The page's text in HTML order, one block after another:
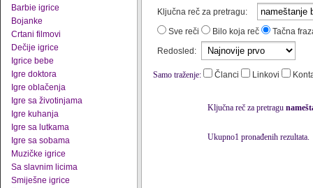
Barbie igrice
Bojanke
Crtani filmovi
Dečije igrice
Igrice bebe
Igre doktora
Igre oblačenja
Igre sa životinjama
Igre kuhanja
Igre sa lutkama
Igre sa sobama
Muzičke igrice
Sa slavnim licima
Smiješne igrice
Ključna reč za pretragu:
Sve reči
Bilo koja reč
Tačna
Redosled:
Samo traženje: Članci Linkovi
Ključna reč za pretragu
Ukupno1 pronađenih rezultata.